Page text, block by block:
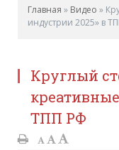
Главная » Видео »
индустрии 2025» в
Круглый
ТПП РФ